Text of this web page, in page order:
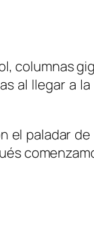
columnas
al llegar a
el paladar